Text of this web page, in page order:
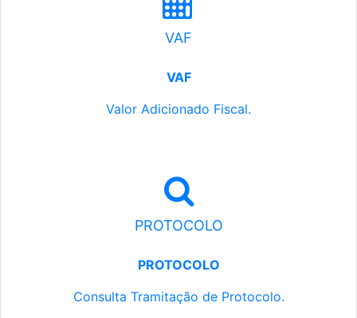
VAF
VAF
Valor Adicionado Fiscal.
PROTOCOLO
PROTOCOLO
Consulta Tramitação de Protocolo.